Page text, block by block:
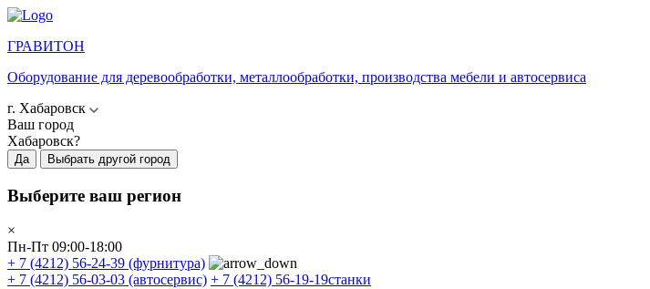
ГРАВИТОН
Оборудование для деревообработки, металлообработки, производства мебели и автосервиса
г. Хабаровск
Ваш город
Хабаровск?
Да Выбрать другой город
Выберите ваш регион
×
Пн-Пт 09:00-18:00
+ 7 (4212) 56-24-39 (фурнитура)
+ 7 (4212) 56-03-03 (автосервис) + 7 (4212) 56-19-19станки